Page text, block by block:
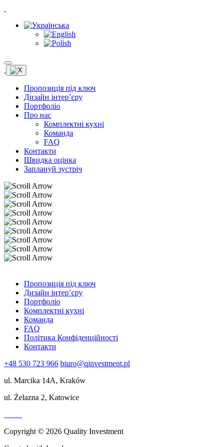
Пропозиція під ключ
Дизайн інтер’єру
Портфоліо
Про нас
Комплектні кухні
Команда
FAQ
Контакти
Швидка оцінка
Заплануй зустріч
Пропозиція під ключ
Дизайн інтер’єру
Портфоліо
Комплектні кухні
Команда
FAQ
Політика Конфіденційності
Контакти
+48 530 723 966 biuro@qinvestment.pl
ul. Marcika 14A, Kraków
ul. Żelazna 2, Katowice
Copyright © 2026 Quality Investment